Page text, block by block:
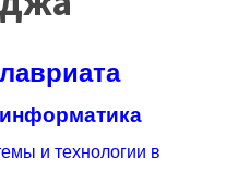
и технологии в